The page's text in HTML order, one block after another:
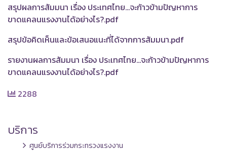
สรุปผลการสัมมนา เรื่อง ประเทศไทย...จะก้าวข้ามปัญหาการ
ขาดแคลนแรงงานได้อย่างไร?.pdf
สรุปข้อคิดเห็นและข้อเสนอแนะที่ได้จากการสัมมนา.pdf
รายงานผลการสัมมนา เรื่อง ประเทศไทย...จะก้าวข้ามปัญหาการ
ขาดแคลนแรงงานได้อย่างไร?.pdf
2288
บริการ
ศูนย์บริการร่วมกระทรวงแรงงาน